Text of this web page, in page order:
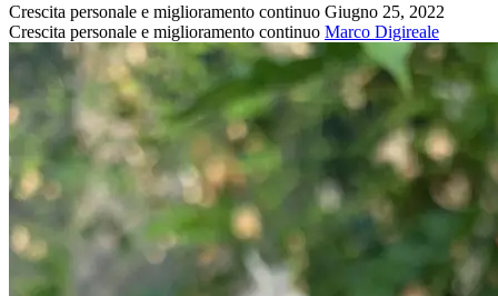
Crescita personale e miglioramento continuo Giugno 25, 2022
Crescita personale e miglioramento continuo Marco Digireale